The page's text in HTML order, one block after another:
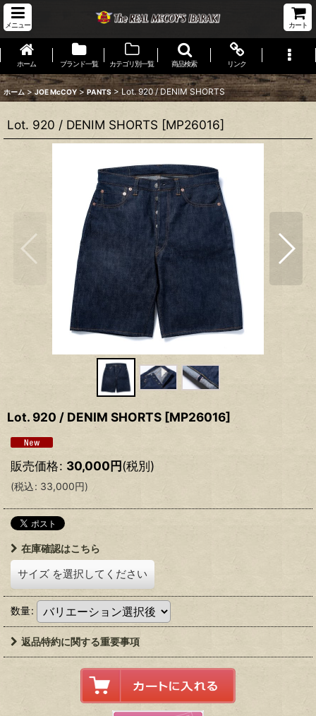
メニュー カート
ホーム ブランド一覧 カテゴリ別一覧 商品検索 リンク
ホーム > JOE McCOY > PANTS > Lot. 920 / DENIM SHORTS
Lot. 920 / DENIM SHORTS [MP26016]
Lot. 920 / DENIM SHORTS [MP26016]
販売価格: 30,000円(税別)
(税込: 33,000円)
在庫確認はこちら
サイズ を選択してください
数量:
返品特約に関する重要事項